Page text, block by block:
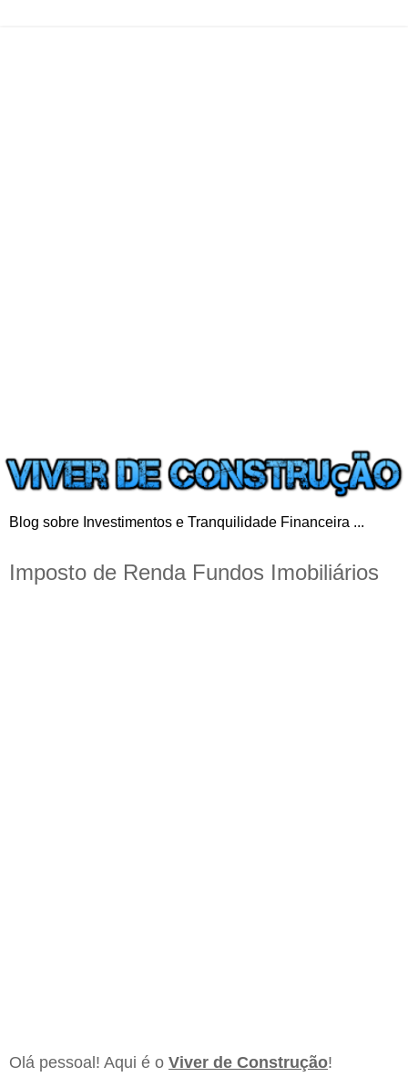
Blog sobre Investimentos e Tranquilidade Financeira ...
Imposto de Renda Fundos Imobiliários
Olá pessoal! Aqui é o Viver de Construção!